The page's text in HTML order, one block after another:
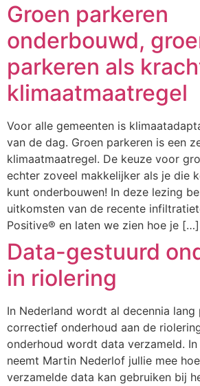
Groen parkeren
onderbouwd,
parkeren als
klimaatmaatregel
Voor alle gemeenten is
van de dag. Groen parkeren is een
klimaatmaatregel. De keuze voor
echter zoveel makkelijker als je die
kunt onderbouwen! In deze lezing
uitkomsten van de recente
Positive® en laten we zien hoe je […]
Data-gestuurd
in riolering
In Nederland wordt al decennia lang
correctief onderhoud aan de
onderhoud wordt data verzameld.
neemt Martin Nederlof jullie mee
verzamelde data kan gebruiken bij